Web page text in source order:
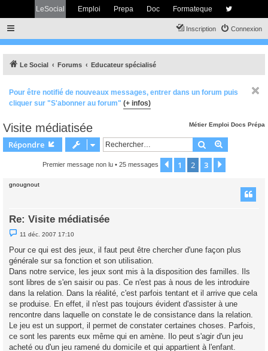
LeSocial Emploi Prepa Doc Formateque
Connexion
Inscription
Le Social Forums Educateur spécialisé
Pour être notifié de nouveaux messages, entrer dans un forum puis
cliquer sur "S'abonner au forum" (+ infos)
Métier Emploi Docs Prépa
Visite médiatisée
Répondre Rechercher
Premier message non lu • 25 messages Précédent
1 2 3
gnougnout
Re: Visite médiatisée
M
e
s
a
e
n
n
u
11 déc. 2007 17:10
Pour ce qui est des jeux, il faut peut être chercher d'une façon plus
générale sur sa fonction et son utilisation.
Dans notre service, les jeux sont mis à la disposition des familles. Ils
sont libres de s'en saisir ou pas. Ce n'est pas à nous de les introduire
dans la relation. Dans la réalité, c'est parfois tentant et il arrive que cela
se produise. En effet, il n'est pas toujours évident d'assister à une
rencontre dans laquelle on constate le de consistance dans la relation.
Le jeu est un support, il permet de constater certaines choses. Parfois,
ce sont les parents eux même qui en amène. Ilo peut s'agir d'un jeu
acheté ou d'un jeu ramené du domicile et qui appartient à l'enfant.